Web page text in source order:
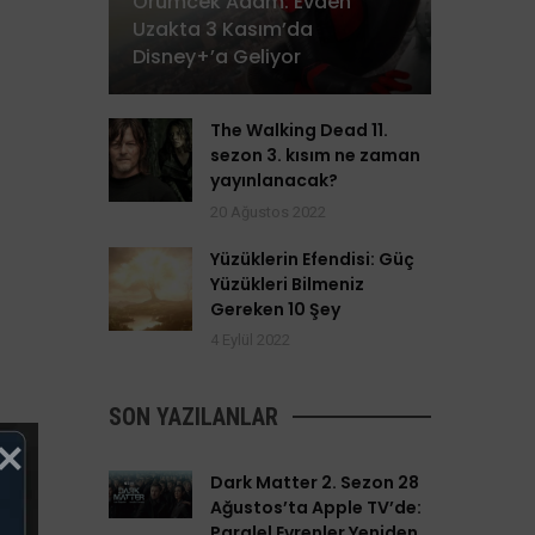
Uzakta 3 Kasım’da
Disney+’a Geliyor
The Walking Dead 11.
sezon 3. kısım ne zaman
yayınlanacak?
Yüzüklerin Efendisi: Güç
Yüzükleri Bilmeniz
Gereken 10 Şey
SON YAZILANLAR
Dark Matter 2. Sezon 28
Ağustos’ta Apple TV’de: